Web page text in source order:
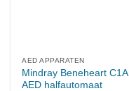
AED APPARATEN
Mindray Beneheart C1A
AED halfautomaat